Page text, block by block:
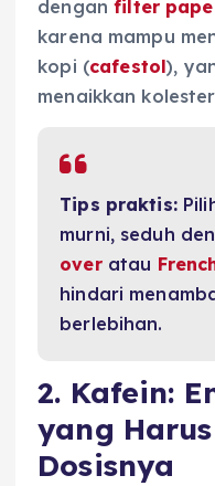
denganfilter
karena mampu
kopi (cafestol),
menaikkan
Tips praktis:
murni, seduh
overatau
hindari
berlebihan.
2. Kafein:
yang
Dosisnya